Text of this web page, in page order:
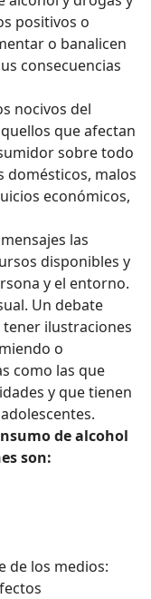
positivos o
o banalicen
consecuencias
nocivos del
que afectan
sobre todo
domésticos, malos
económicos,
las
disponibles y
y el entorno.
Un debate
ilustraciones
o
como las que
y que tienen
de alcohol
son:
de los medios: